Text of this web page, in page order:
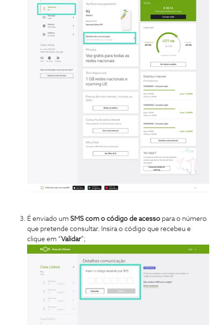
É enviado um SMS com o código de acesso para o número
que pretende consultar. Insira o código que recebeu e
clique em “Validar”;